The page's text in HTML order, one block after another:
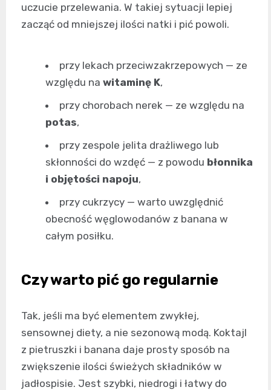
uczucie przelewania. W takiej sytuacji lepiej
zacząć od mniejszej ilości natki i pić powoli.
przy lekach przeciwzakrzepowych — ze
względu na witaminę K,
przy chorobach nerek — ze względu na
potas,
przy zespole jelita drażliwego lub
skłonności do wzdęć — z powodu błonnika
i objętości napoju,
przy cukrzycy — warto uwzględnić
obecność węglowodanów z banana w
całym posiłku.
Czy warto pić go regularnie
Tak, jeśli ma być elementem zwykłej,
sensownej diety, a nie sezonową modą. Koktajl
z pietruszki i banana daje prosty sposób na
zwiększenie ilości świeżych składników w
jadłospisie. Jest szybki, niedrogi i łatwy do